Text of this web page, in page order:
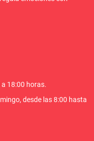
18:00 horas.
desde las 8:00 hasta